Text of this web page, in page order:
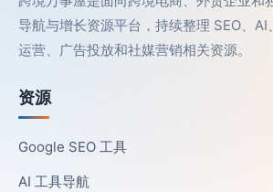
导航与增长资源平台，持续整理 SEO、
运营、广告投放和社媒营销相关资源。
资源
Google SEO 工具
AI 工具导航